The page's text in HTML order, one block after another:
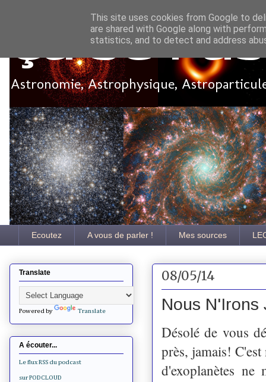
Ça se
Astronomie, Astrophysique,
Ecoutez A vous de parler ! Mes sources
08/05/14
Nous N'Irons
Désolé de vous
près, jamais!
d'exoplanètes
Translate
Powered by Translate
A écouter...
Le flux RSS du podcast
sur PODCLOUD
This site uses cookies from Google to
are shared with Google along with
statistics, and to detect and address